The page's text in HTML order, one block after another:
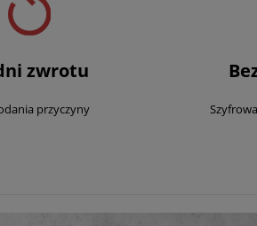
zwrotu
przyczyny